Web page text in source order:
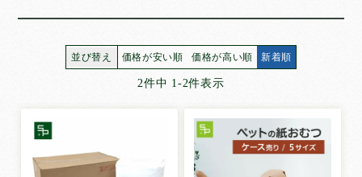
超薄型ペットシーツ
厚型炭入りペットシーツ
厚型しつけ用ペットシーツ
並び替え 価格が安い順 価格が高い順 新着順
2件中 1 -2件表示